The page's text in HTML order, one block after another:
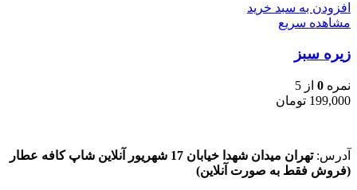
افزودن به سبد خرید
مشاهده سریع
زیره سبز
نمره 0 از 5
199,000 تومان
آدرس:تهران میدان شهدا خیابان 17 شهریور آنلاین شاپ کافه عطار
(فروش فقط به صورت آنلاین)